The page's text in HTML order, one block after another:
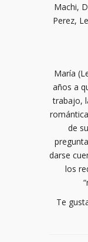
Machi,
Perez,
María
años a
trabajo,
de
darse
los
Te